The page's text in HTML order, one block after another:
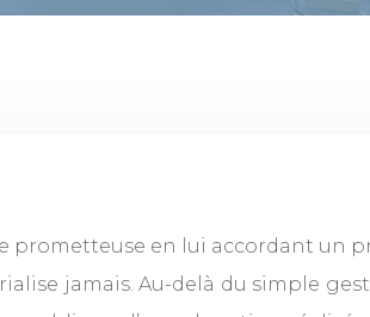
en lui accordant un
jamais. Au-delà du simple